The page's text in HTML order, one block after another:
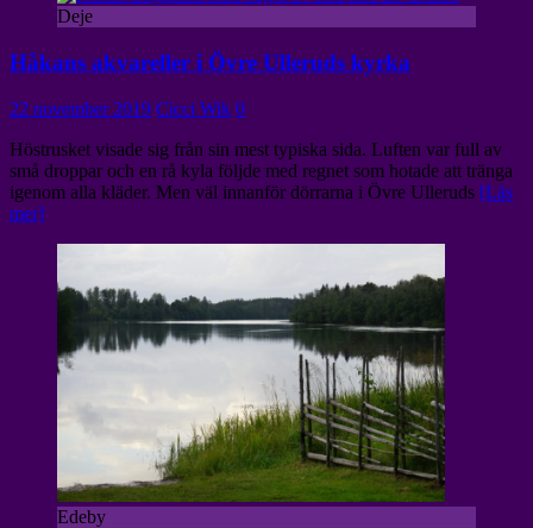
Deje
Håkans akvareller i Övre Ulleruds kyrka
22 november 2019 Cicci Wik 0
Höstrusket visade sig från sin mest typiska sida. Luften var full av
små droppar och en rå kyla följde med regnet som hotade att tränga
igenom alla kläder. Men väl innanför dörrarna i Övre Ulleruds [Läs
mer]
Edeby